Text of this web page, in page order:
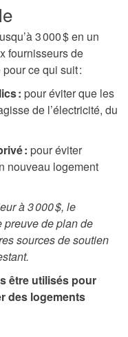
3 000 $ en un
fournisseurs de
ce qui suit :
: pour éviter que les
de l’électricité, du
: pour éviter
nouveau logement
à 3 000 $, le
preuve de plan de
sources de soutien
être utilisés pour
des logements